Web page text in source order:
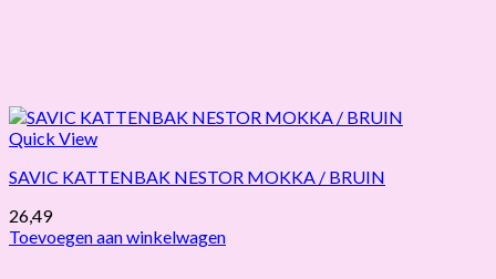
Quick View
SAVIC KATTENBAK NESTOR MOKKA / BRUIN
26,49
Toevoegen aan winkelwagen